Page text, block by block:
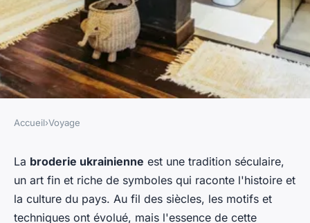
VOYAGE
Où découvrir les traditions de
la broderie en Ukraine :
ateliers et artisans
Accueil›Voyage
La broderie ukrainienne est une tradition séculaire,
un art fin et riche de symboles qui raconte l'histoire et
la culture du pays. Au fil des siècles, les motifs et
techniques ont évolué, mais l'essence de cette